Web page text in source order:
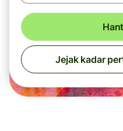
Jejak kadar